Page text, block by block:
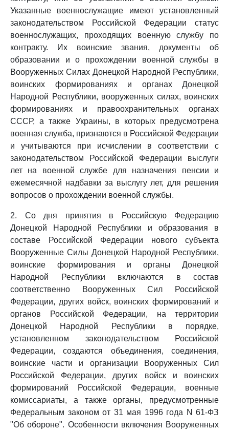
Указанные военнослужащие имеют установленный
законодательством Российской Федерации статус
военнослужащих, проходящих военную службу по
контракту. Их воинские звания, документы об
образовании и о прохождении военной службы в
Вооруженных Силах Донецкой Народной Республики,
воинских формированиях и органах Донецкой
Народной Республики, вооруженных силах, воинских
формированиях и правоохранительных органах
СССР, а также Украины, в которых предусмотрена
военная служба, признаются в Российской Федерации
и учитываются при исчислении в соответствии с
законодательством Российской Федерации выслуги
лет на военной службе для назначения пенсии и
ежемесячной надбавки за выслугу лет, для решения
вопросов о прохождении военной службы.
2. Со дня принятия в Российскую Федерацию
Донецкой Народной Республики и образования в
составе Российской Федерации нового субъекта
Вооруженные Силы Донецкой Народной Республики,
воинские формирования и органы Донецкой
Народной Республики включаются в состав
соответственно Вооруженных Сил Российской
Федерации, других войск, воинских формирований и
органов Российской Федерации, на территории
Донецкой Народной Республики в порядке,
установленном законодательством Российской
Федерации, создаются объединения, соединения,
воинские части и организации Вооруженных Сил
Российской Федерации, других войск и воинских
формирований Российской Федерации, военные
комиссариаты, а также органы, предусмотренные
Федеральным законом от 31 мая 1996 года N 61-ФЗ
"Об обороне". Особенности включения Вооруженных